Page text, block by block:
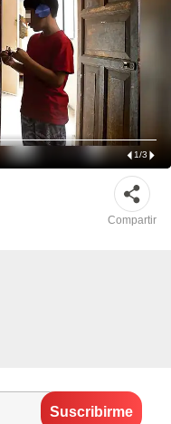
1/3
Compartir